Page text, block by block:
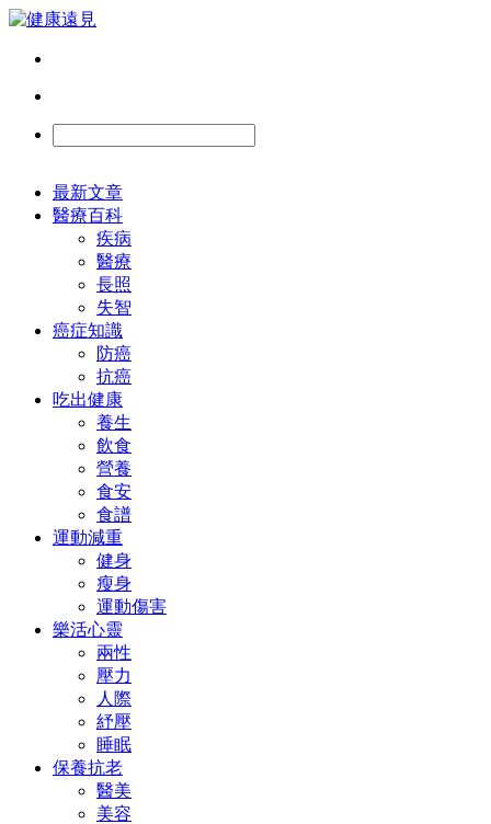
最新文章
醫療百科
疾病
醫療
長照
失智
癌症知識
防癌
抗癌
吃出健康
養生
飲食
營養
食安
食譜
運動減重
健身
瘦身
運動傷害
樂活心靈
兩性
壓力
人際
紓壓
睡眠
保養抗老
醫美
美容